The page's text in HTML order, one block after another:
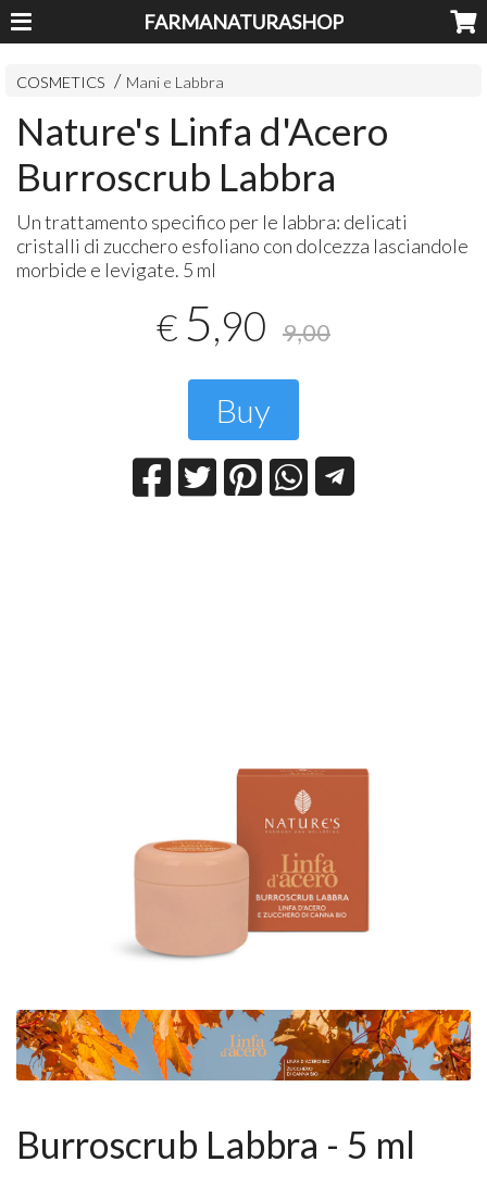
FARMANATURASHOP
COSMETICS Mani e Labbra
Nature's Linfa d'Acero
Burroscrub Labbra
Un trattamento specifico per le labbra: delicati
cristalli di zucchero esfoliano con dolcezza lasciandole
morbide e levigate. 5 ml
€ 5,90 9,00
Buy
Burroscrub Labbra - 5 ml